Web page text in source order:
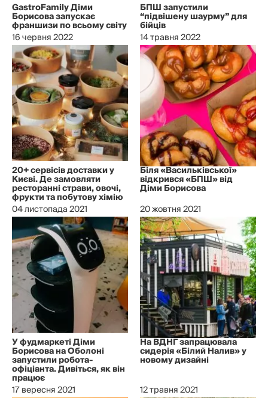
GastroFamily Діми
Борисова запускає
франшизи по всьому світу
16 червня 2022
БПШ запустили
“підвішену шаурму” для
бійців
14 травня 2022
20+ сервісів доставки у
Києві. Де замовляти
ресторанні страви, овочі,
фрукти та побутову хімію
04 листопада 2021
Біля «Васильківської»
відкрився «БПШ» від
Діми Борисова
20 жовтня 2021
У фудмаркеті Діми
Борисова на Оболоні
запустили робота-
офіціанта. Дивіться, як він
працює
17 вересня 2021
На ВДНГ запрацювала
сидерія «Білий Налив» у
новому дизайні
12 травня 2021